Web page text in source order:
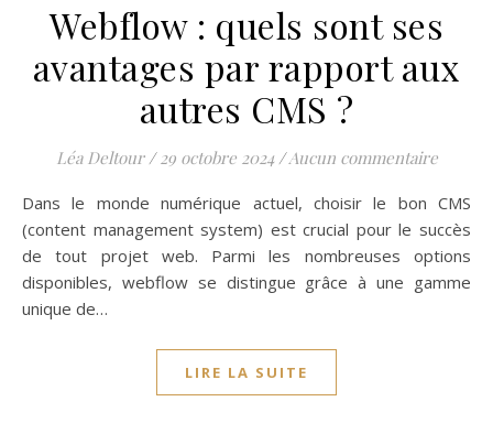
Webflow : quels sont ses
avantages par rapport aux
autres CMS ?
Léa Deltour / 29 octobre 2024 /Aucun commentaire
Dans le monde numérique actuel, choisir le bon CMS
(content management system) est crucial pour le succès
de tout projet web. Parmi les nombreuses options
disponibles, webflow se distingue grâce à une gamme
unique de…
LIRE LA SUITE